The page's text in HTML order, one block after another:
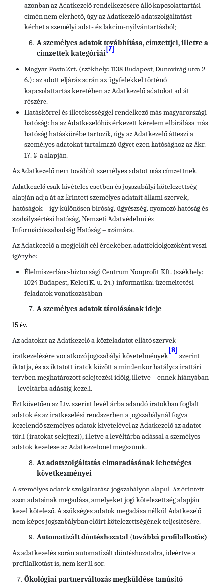
azonban az Adatkezelő rendelkezésére álló kapcsolattartási
címén nem elérhető, úgy az Adatkezelő adatszolgáltatást
kérhet a személyi adat- és lakcím-nyilvántartásból;
A személyes adatok továbbítása, címzettjei, illetve a
címzettek kategóriái
[7]
Magyar Posta Zrt. (székhely: 1138 Budapest, Dunavirág utca 2-
6.): az adott eljárás során az ügyfelekkel történő
kapcsolattartás keretében az Adatkezelő adatokat ad át
részére.
Hatáskörrel és illetékességgel rendelkező más magyarországi
hatóság: ha az Adatkezelőhöz érkezett kérelem elbírálása más
hatóság hatáskörébe tartozik, úgy az Adatkezelő átteszi a
személyes adatokat tartalmazó ügyet ezen hatósághoz az Ákr.
17. §-a alapján.
Az Adatkezelő nem továbbít személyes adatot más címzettnek.
Adatkezelő csak kivételes esetben és jogszabályi kötelezettség
alapján adja át az Érintett személyes adatait állami szervek,
hatóságok – így különösen bíróság, ügyészség, nyomozó hatóság és
szabálysértési hatóság, Nemzeti Adatvédelmi és
Információszabadság Hatóság – számára.
Az Adatkezelő a megjelölt cél érdekében adatfeldolgozóként veszi
igénybe:
Élelmiszerlánc-biztonsági Centrum Nonprofit Kft. (székhely:
1024 Budapest, Keleti K. u. 24.) informatikai üzemeltetési
feladatok vonatkozásában
A személyes adatok tárolásának ideje
15 év.
Az adatokat az Adatkezelő a közfeladatot ellátó szervek
iratkezelésére vonatkozó jogszabályi követelmények
[8]
szerint
iktatja, és az iktatott iratok között a mindenkor hatályos irattári
tervben meghatározott selejtezési időig, illetve – ennek hiányában
– levéltárba adásáig kezeli.
Ezt követően az Ltv. szerint levéltárba adandó iratokban foglalt
adatok és az iratkezelési rendszerben a jogszabálynál fogva
kezelendő személyes adatok kivételével az Adatkezelő az adatot
törli (iratokat selejtezi), illetve a levéltárba adással a személyes
adatok kezelése az Adatkezelőnél megszűnik.
Az adatszolgáltatás elmaradásának lehetséges
következményei
A személyes adatok szolgáltatása jogszabályon alapul. Az érintett
azon adatainak megadása, amelyeket jogi kötelezettség alapján
kezel kötelező. A szükséges adatok megadása nélkül Adatkezelő
nem képes jogszabályban előírt kötelezettségének teljesítésére.
Automatizált döntéshozatal (továbbá profilalkotás)
Az adatkezelés során automatizált döntéshozatalra, ideértve a
profilalkotást is, nem kerül sor.
Ökológiai partnerváltozás megküldése tanúsító